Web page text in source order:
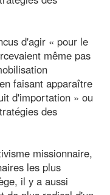
d'agir « pour le
même pas
faisant apparaître
d'importation » ou
des
missionnaire,
les plus
il y a aussi